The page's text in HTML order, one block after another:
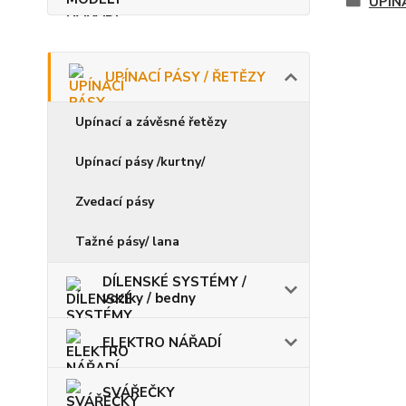
UPÍNACÍ PÁSY / ŘETĚZY
Upínací a závěsné řetězy
Upínací pásy /kurtny/
Zvedací pásy
Tažné pásy/ lana
DÍLENSKÉ SYSTÉMY /
vozíky / bedny
ELEKTRO NÁŘADÍ
SVÁŘEČKY